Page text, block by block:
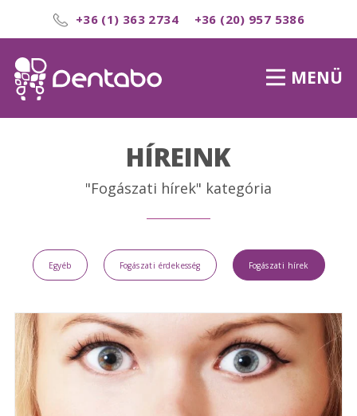
+36 (1) 363 2734 +36 (20) 957 5386
MENÜ
HÍREINK
"Fogászati hírek" kategória
Egyéb Fogászati érdekesség Fogászati hírek